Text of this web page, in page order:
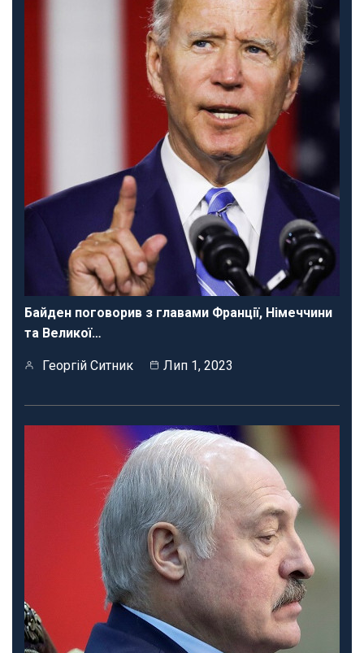
Байден поговорив з главами Франції, Німеччини
та Великої…
Георгій Ситник Лип 1, 2023